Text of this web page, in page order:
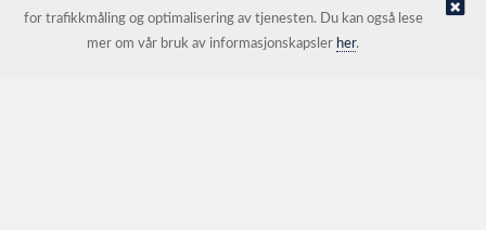
© Aquatools As |Nettbutikk levert av Kréatif
for trafikkmåling og optimalisering av tjenesten. Du kan også lese
mer om vår bruk av informasjonskapsler her.